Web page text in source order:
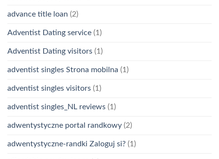
advance title loan (2)
Adventist Dating service (1)
Adventist Dating visitors (1)
adventist singles Strona mobilna (1)
adventist singles visitors (1)
adventist singles_NL reviews (1)
adwentystyczne portal randkowy (2)
adwentystyczne-randki Zaloguj si? (1)